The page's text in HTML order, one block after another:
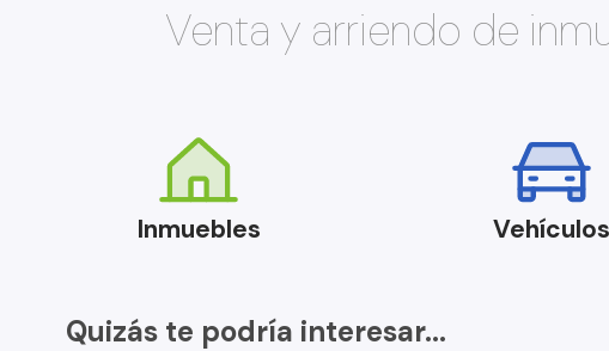
Venta y arriendo de
Inmuebles Vehículos
Quizás te podría interesar...